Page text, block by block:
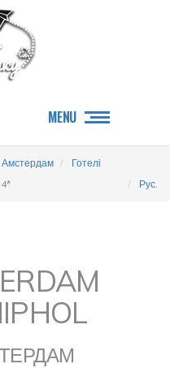
MENU
Амстердам
Готелі
Рус.